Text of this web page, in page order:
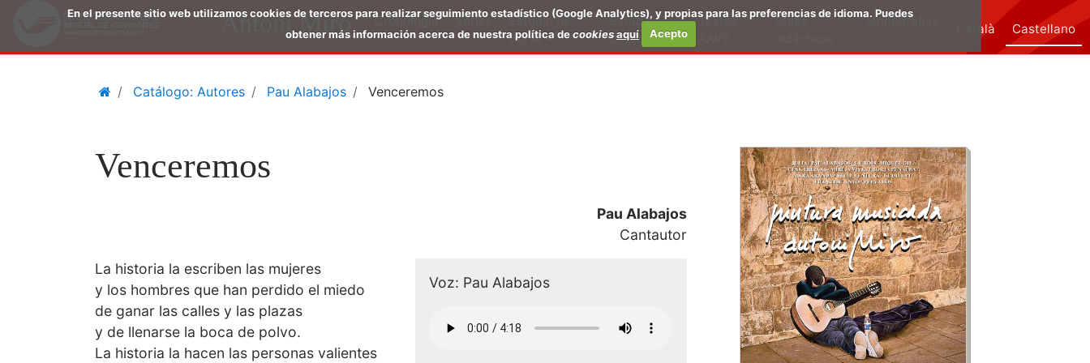
En el presente sitio web utilizamos cookies de terceros para realizar seguimiento estadístico (Google Analytics), y propias para las preferencias de idioma. Puedes
obtener más información acerca de nuestra política decookiesaquí Acepto
Antoni Miró Cronología Series
Estudio de
obras
Estudios
breves
Textos:
Guias
Monografías
Català Castellano
HomeCatálogo: Autores Pau Alabajos Venceremos
Venceremos
Pau Alabajos
Cantautor
Voz: Pau Alabajos
La historia la escriben las mujeres
y los hombres que han perdido el miedo
de ganar las calles y las plazas
y de llenarse la boca de polvo.
La historia la hacen las personas valientes